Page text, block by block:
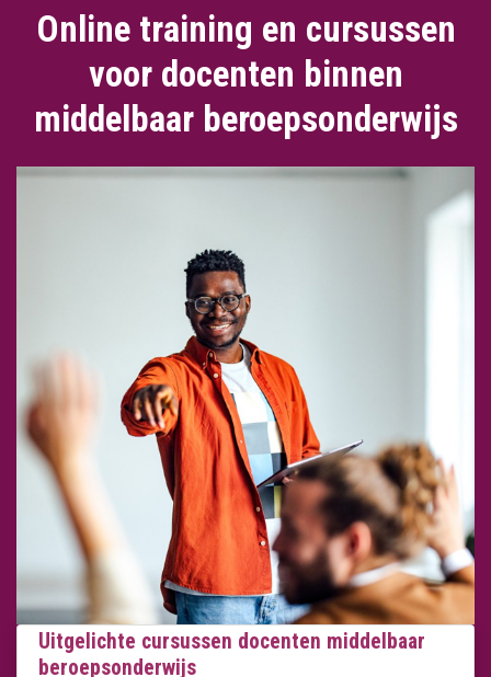
Online training en cursussen
voor docenten binnen
middelbaar beroepsonderwijs
Uitgelichte cursussen docenten middelbaar
beroepsonderwijs